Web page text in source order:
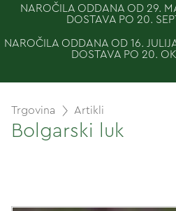
NAROČILA ODDANA OD 29.
DOSTAVA PO 20.
NAROČILA ODDANA OD 16.
DOSTAVA PO 20.
Trgovina Artikli
Bolgarski luk